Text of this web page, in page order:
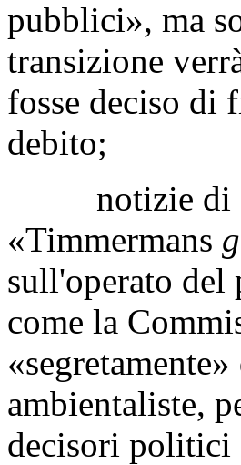
pubblici», ma
transizione
fosse deciso di
debito;
notizie di
«Timmermans
sull'operato del
come la
ambientaliste,
decisori politici